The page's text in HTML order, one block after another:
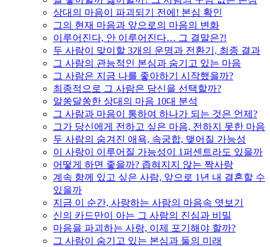
상대의 마음이 파괴되기 전에! 본심 확인
그의 현재 마음과 앞으로의 마음의 변화
이루어진다, 안 이루어진다… 그 결말은?!
두 사람이 맞이할 3개의 운명과 전환기, 최종 결과
그 사람의 관능적인 본심과 숨기고 있는 마음
그 사람은 지금 나를 좋아하기 시작했을까?
최종적으로 그 사람은 당신을 선택할까?
알쏭달쏭한 상대의 마음 10대 분석
그 사람과 마음이 통하여 하나가 되는 것은 언제?
그가 당신에게 전하고 싶은 마음, 전하지 못한 마음
두 사람의 숨겨진 애욕, 속궁합, 맺어질 가능성
이 사랑이 이루어질 가능성이 1퍼센트라도 있을까
어떻게 하면 좋을까? 좁혀지지 않는 짝사랑
계속 함께 있고 싶은 사람, 앞으로 1년 내 결혼할 수
있을까
지금 이 순간, 사랑하는 사람의 마음속 엿보기
신의 카드만이 아는 그 사람의 진심과 비밀
마음을 파괴하는 사랑, 이제 포기해야 할까?
그 사람이 숨기고 있는 본심과 둘의 미래